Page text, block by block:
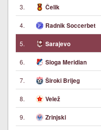
3. Čelik
4. Radnik Soccerbet
5. Sarajevo
6. Sloga Meridian
7. Široki Brijeg
8. Velež
9. Zrinjski